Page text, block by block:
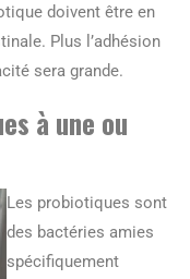
doivent être en
Plus l’adhésion
sera grande.
à une ou
Les probiotiques sont
des bactéries amies
spécifiquement